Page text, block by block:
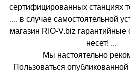
сертифицированных станциях
.... в случае самостоятельной
магазин RIO-V.biz гарантийные
несет! ...
Мы настоятельно
Пользоваться